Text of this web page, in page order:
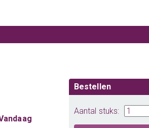
Bestellen
Aantal stuks: